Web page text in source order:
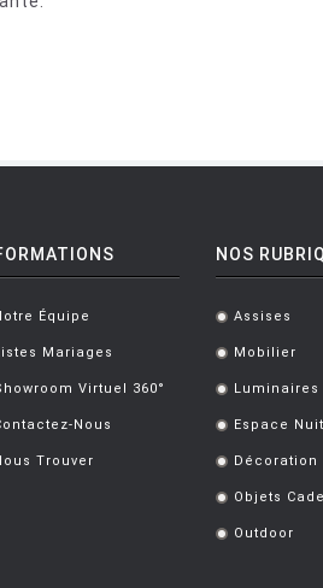
Équipe
Mariages
Virtuel 360°
Nous
Trouver
NOS
. Assises
. Mobilier
. Luminaires
. Espace Nuit
. Décoration
. Objets
. Outdoor